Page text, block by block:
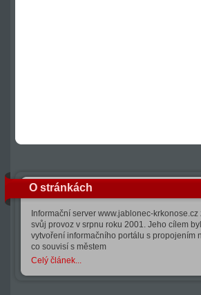
O stránkách
Informační server www.jablonec-krkonose.cz
svůj provoz v srpnu roku 2001. Jeho cílem
vytvoření informačního portálu s propojením
co souvisí s městem
Celý článek...